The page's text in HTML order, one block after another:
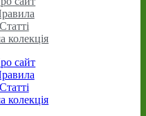
Статті
колекція
сайт
Статті
колекція